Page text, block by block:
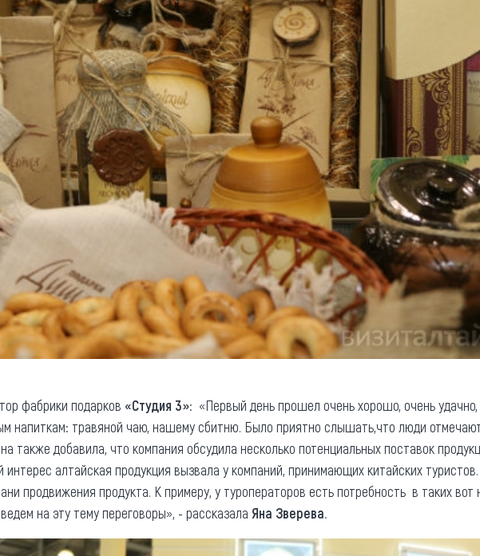
фабрики подарков «Студия 3»: «Первый день прошел очень хорошо, очень
напиткам: травяной чаю, нашему сбитню. Было приятно слышать,что люди
также добавила, что компания обсудила несколько потенциальных поставок
алтайская продукция вызвала у компаний, принимающих китайских туристов.
продвижения продукта. К примеру, у туроператоров есть потребность в таких вот
на эту тему переговоры», - рассказала Яна Зверева.